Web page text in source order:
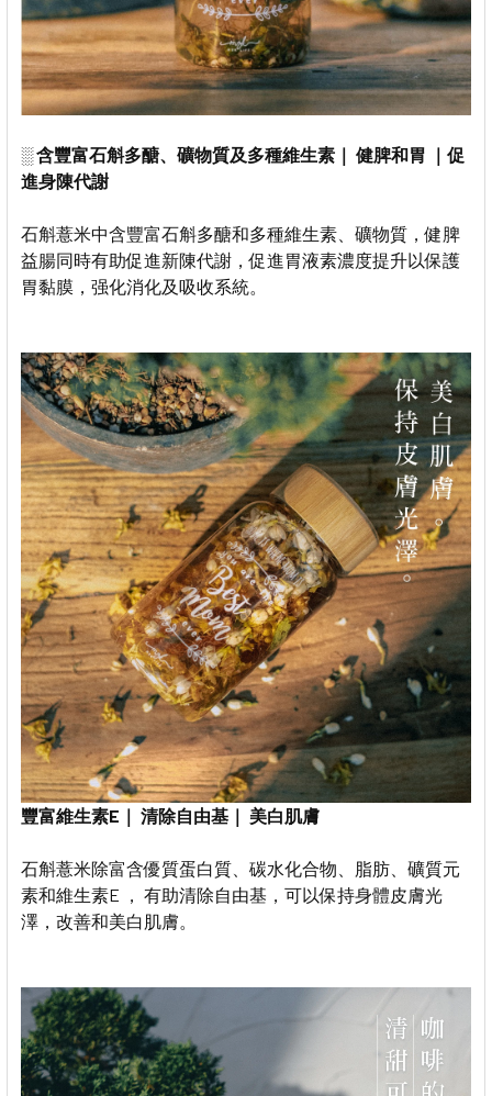
░含豐富石斛多醣、礦物質及多種維生素｜ 健脾和胃 ｜促
進身陳代謝
石斛薏米中含豐富石斛多醣和多種維生素、礦物質，健脾
益腸同時有助促進新陳代謝，促進胃液素濃度提升以保護
胃黏膜，强化消化及吸收系統。
豐富維生素E ｜ 清除自由基｜ 美白肌膚
石斛薏米除富含優質蛋白質、碳水化合物、脂肪、礦質元
素和維生素E ， 有助清除自由基，可以保持身體皮膚光
澤，改善和美白肌膚。